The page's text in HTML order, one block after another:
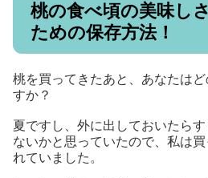
桃の食べ頃の美味し
ための保存方法！
桃を買ってきたあと、あなたは
すか？
夏ですし、外に出しておいたら
ないかと思っていたので、私は
れていました。